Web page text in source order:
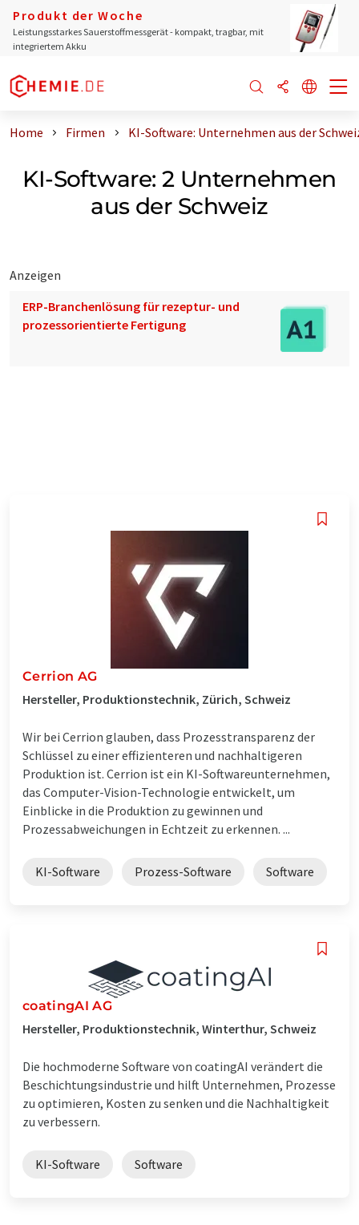
Produkt der Woche
Leistungsstarkes Sauerstoffmessgerät - kompakt, tragbar, mit
integriertem Akku
Home Firmen KI-Software: Unternehmen aus der
KI-Software: 2 Unternehmen
aus der Schweiz
Anzeigen
ERP-Branchenlösung für rezeptur- und
prozessorientierte Fertigung
Cerrion AG
Hersteller, Produktionstechnik, Zürich, Schweiz
Wir bei Cerrion glauben, dass Prozesstransparenz der
Schlüssel zu einer effizienteren und nachhaltigeren
Produktion ist. Cerrion ist ein KI-Softwareunternehmen,
das Computer-Vision-Technologie entwickelt, um
Einblicke in die Produktion zu gewinnen und
Prozessabweichungen in Echtzeit zu erkennen. ...
KI-Software Prozess-Software Software
coatingAI AG
Hersteller, Produktionstechnik, Winterthur, Schweiz
Die hochmoderne Software von coatingAI verändert die
Beschichtungsindustrie und hilft Unternehmen, Prozesse
zu optimieren, Kosten zu senken und die Nachhaltigkeit
zu verbessern.
KI-Software Software